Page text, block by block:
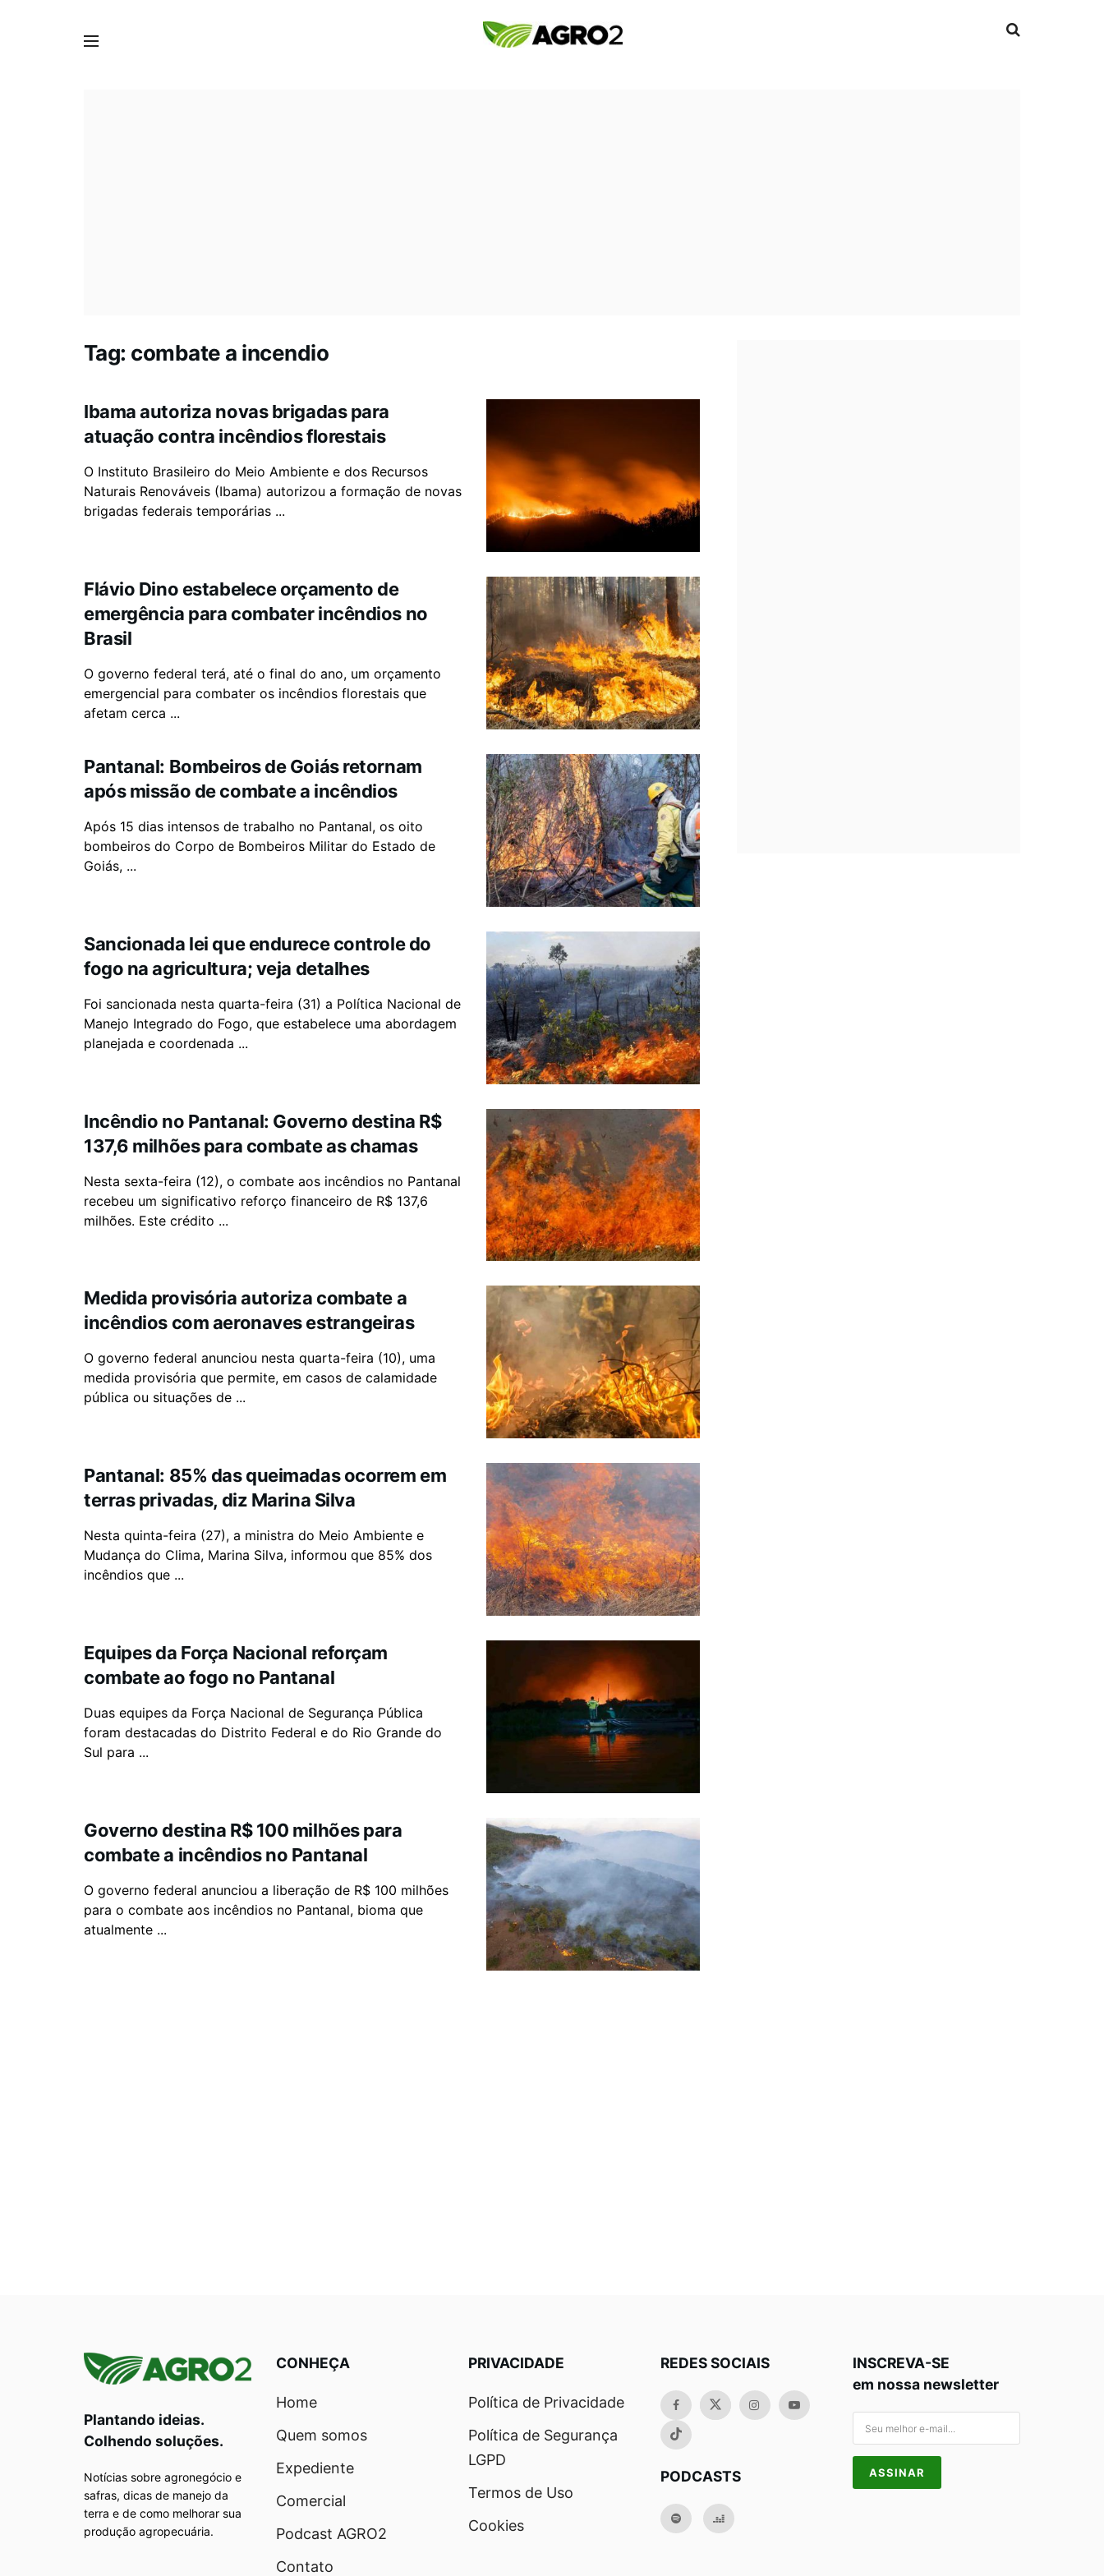
Tag: combate a incendio
Ibama autoriza novas brigadas para
atuação contra incêndios florestais
O Instituto Brasileiro do Meio Ambiente e dos Recursos
Naturais Renováveis (Ibama) autorizou a formação de novas
brigadas federais temporárias ...
Flávio Dino estabelece orçamento de
emergência para combater incêndios no
Brasil
O governo federal terá, até o final do ano, um orçamento
emergencial para combater os incêndios florestais que
afetam cerca ...
Pantanal: Bombeiros de Goiás retornam
após missão de combate a incêndios
Após 15 dias intensos de trabalho no Pantanal, os oito
bombeiros do Corpo de Bombeiros Militar do Estado de
Goiás, ...
Sancionada lei que endurece controle do
fogo na agricultura; veja detalhes
Foi sancionada nesta quarta-feira (31) a Política Nacional de
Manejo Integrado do Fogo, que estabelece uma abordagem
planejada e coordenada ...
Incêndio no Pantanal: Governo destina R$
137,6 milhões para combate as chamas
Nesta sexta-feira (12), o combate aos incêndios no Pantanal
recebeu um significativo reforço financeiro de R$ 137,6
milhões. Este crédito ...
Medida provisória autoriza combate a
incêndios com aeronaves estrangeiras
O governo federal anunciou nesta quarta-feira (10), uma
medida provisória que permite, em casos de calamidade
pública ou situações de ...
Pantanal: 85% das queimadas ocorrem em
terras privadas, diz Marina Silva
Nesta quinta-feira (27), a ministra do Meio Ambiente e
Mudança do Clima, Marina Silva, informou que 85% dos
incêndios que ...
Equipes da Força Nacional reforçam
combate ao fogo no Pantanal
Duas equipes da Força Nacional de Segurança Pública
foram destacadas do Distrito Federal e do Rio Grande do
Sul para ...
Governo destina R$ 100 milhões para
combate a incêndios no Pantanal
O governo federal anunciou a liberação de R$ 100 milhões
para o combate aos incêndios no Pantanal, bioma que
atualmente ...
Plantando ideias.
Colhendo soluções.
Notícias sobre agronegócio e
safras, dicas de manejo da
terra e de como melhorar sua
produção agropecuária.
CONHEÇA
Home
Quem somos
Expediente
Comercial
Podcast AGRO2
Contato
PRIVACIDADE
Política de Privacidade
Política de Segurança
LGPD
Termos de Uso
Cookies
REDES SOCIAIS
PODCASTS
INSCREVA-SE
em nossa newsletter